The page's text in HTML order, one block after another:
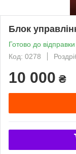
Блок
Готово до відправки
Код: 0278
10 000 ₴